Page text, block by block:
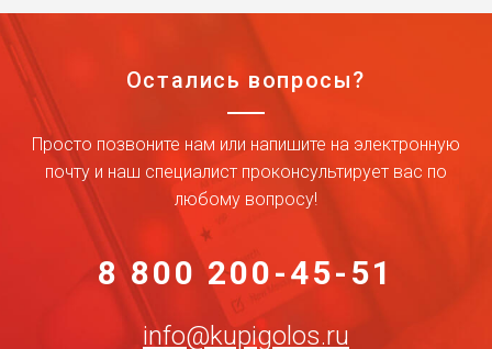
Остались вопросы?
Просто позвоните нам или напишите на электронную
почту и наш специалист проконсультирует вас по
любому вопросу!
8 800 200-45-51
info@kupigolos.ru